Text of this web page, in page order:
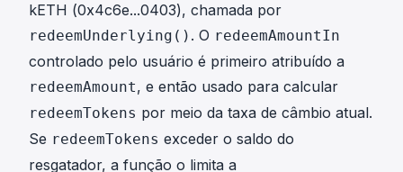
kETH (0x4c6e...0403), chamada por
redeemUnderlying() . O redeemAmountIn
controlado pelo usuário é primeiro atribuído a
redeemAmount, e então usado para calcular
redeemTokens por meio da taxa de câmbio atual.
Se redeemTokens exceder o saldo do
resgatador, a função o limita a